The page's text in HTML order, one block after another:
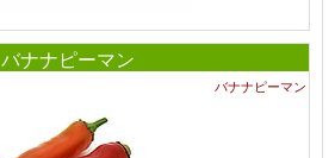
バナナピーマン
バナナピーマン